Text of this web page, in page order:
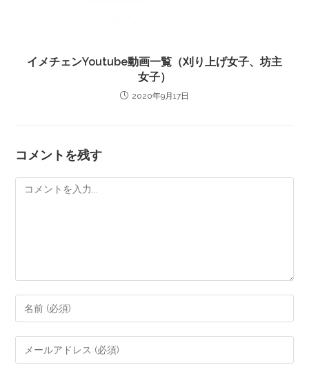
イメチェンYoutube動画一覧（刈り上げ女子、坊主
女子）
2020年9月17日
コメントを残す